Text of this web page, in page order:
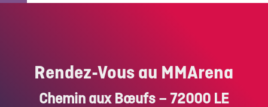
Rendez-Vous au MMArena
Chemin aux Bœufs – 72000 LE